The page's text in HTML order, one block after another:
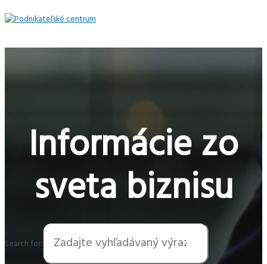
Preskočiť
na
Menu
Informácie zo
sveta biznisu
Search for: